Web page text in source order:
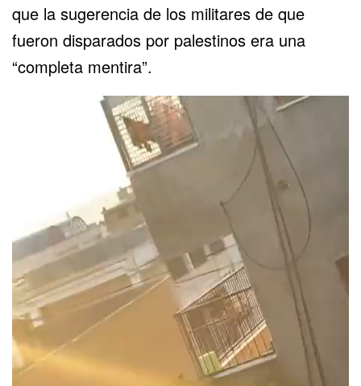
que la sugerencia de los militares de que
fueron disparados por palestinos era una
“completa mentira”.